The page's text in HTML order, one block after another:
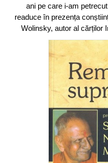
ani pe care i-am
readuce în prezența
Wolinsky, autor al cărților